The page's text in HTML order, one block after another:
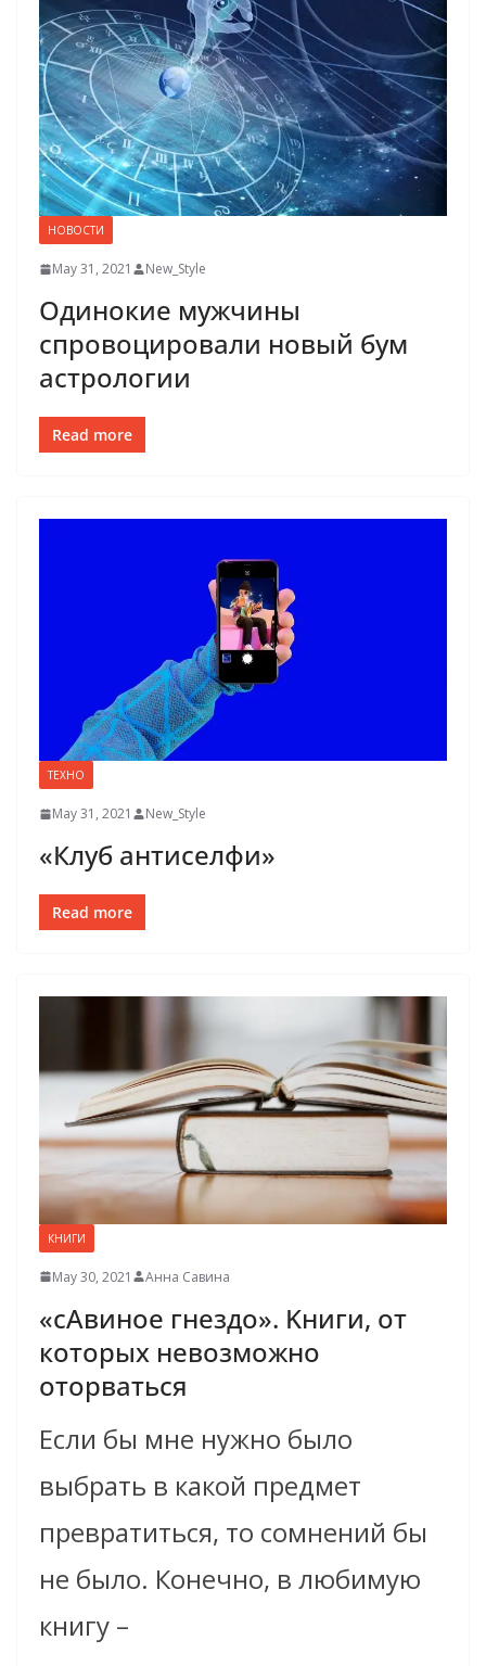
НОВОСТИ
May 31, 2021 New_Style
Одинокие мужчины
спровоцировали новый бум
астрологии
Read more
ТЕХНО
May 31, 2021 New_Style
«Клуб антиселфи»
Read more
КНИГИ
May 30, 2021 Анна Савина
«сАвиное гнездо». Kниги, от
которых невозможно
оторваться
Если бы мне нужно было
выбрать в какой предмет
превратиться, то сомнений бы
не было. Конечно, в любимую
книгу –